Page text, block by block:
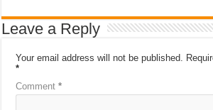
Leave a Reply
Your email address will not be published.
*
Comment*